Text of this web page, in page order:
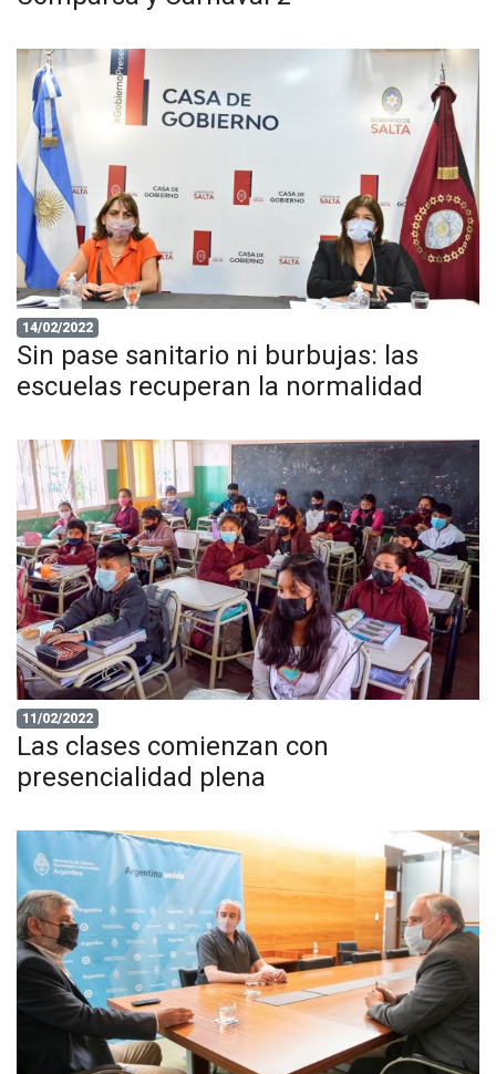
14/02/2022
Sin pase sanitario ni burbujas: las
escuelas recuperan la normalidad
11/02/2022
Las clases comienzan con
presencialidad plena